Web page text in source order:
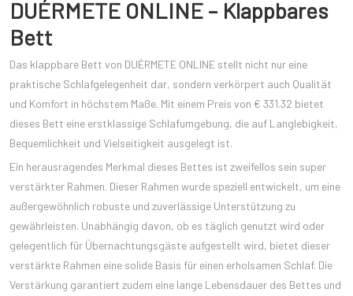
DUÉRMETE ONLINE – Klappbares
Bett
Das klappbare Bett von DUÉRMETE ONLINE stellt nicht nur eine
praktische Schlafgelegenheit dar, sondern verkörpert auch Qualität
und Komfort in höchstem Maße. Mit einem Preis von € 331.32 bietet
dieses Bett eine erstklassige Schlafumgebung, die auf Langlebigkeit,
Bequemlichkeit und Vielseitigkeit ausgelegt ist.
Ein herausragendes Merkmal dieses Bettes ist zweifellos sein super
verstärkter Rahmen. Dieser Rahmen wurde speziell entwickelt, um eine
außergewöhnlich robuste und zuverlässige Unterstützung zu
gewährleisten. Unabhängig davon, ob es täglich genutzt wird oder
gelegentlich für Übernachtungsgäste aufgestellt wird, bietet dieser
verstärkte Rahmen eine solide Basis für einen erholsamen Schlaf. Die
Verstärkung garantiert zudem eine lange Lebensdauer des Bettes und